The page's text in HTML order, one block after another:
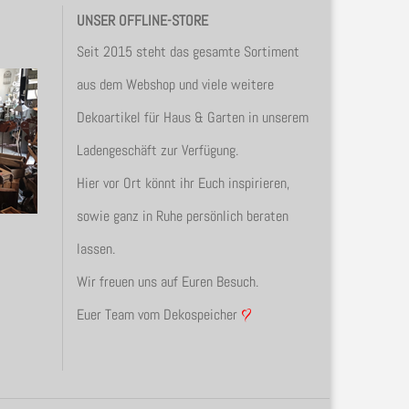
UNSER OFFLINE-STORE
Seit 2015 steht das gesamte Sortiment
aus dem Webshop und viele weitere
Dekoartikel für Haus & Garten in unserem
Ladengeschäft zur Verfügung.
Hier vor Ort könnt ihr Euch inspirieren,
sowie ganz in Ruhe persönlich beraten
lassen.
Wir freuen uns auf Euren Besuch.
Euer Team vom Dekospeicher